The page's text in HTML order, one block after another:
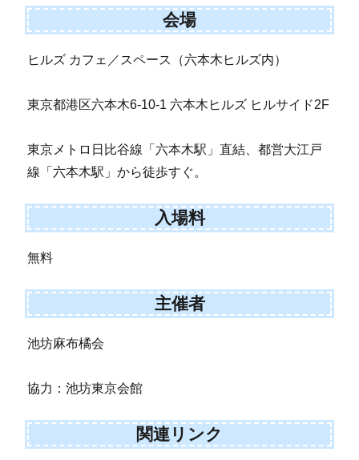
会場
ヒルズ カフェ／スペース（六本木ヒルズ内）
東京都港区六本木6-10-1 六本木ヒルズ ヒルサイド2F
東京メトロ日比谷線「六本木駅」直結、都営大江戸
線「六本木駅」から徒歩すぐ。
入場料
無料
主催者
池坊麻布橘会
協力：池坊東京会館
関連リンク